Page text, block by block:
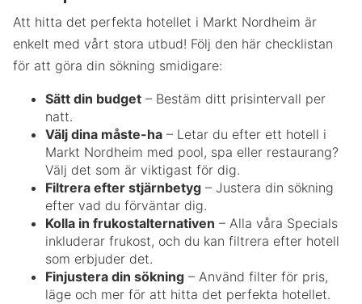
Att hitta det perfekta hotellet i Markt Nordheim är
enkelt med vårt stora utbud! Följ den här checklistan
för att göra din sökning smidigare:
Sätt din budget – Bestäm ditt prisintervall per
natt.
Välj dina måste-ha – Letar du efter ett hotell i
Markt Nordheim med pool, spa eller restaurang?
Välj det som är viktigast för dig.
Filtrera efter stjärnbetyg – Justera din sökning
efter vad du förväntar dig.
Kolla in frukostalternativen – Alla våra Specials
inkluderar frukost, och du kan filtrera efter hotell
som erbjuder det.
Finjustera din sökning – Använd filter för pris,
läge och mer för att hitta det perfekta hotellet.